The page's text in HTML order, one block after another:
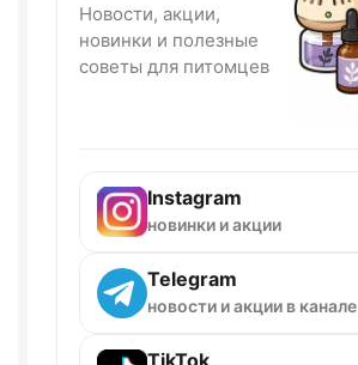
Новости, акции,
новинки и полезные
советы для питомцев
Instagram
новинки и акции
Telegram
новости и акции в канале